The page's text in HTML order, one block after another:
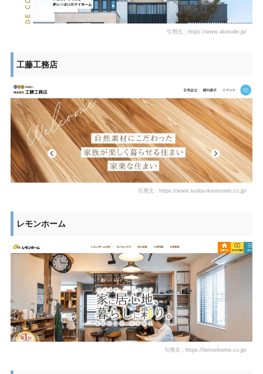
引用元：https://www.akorude.jp/
工藤工務店
引用元：https://www.kudou-koumuten.co.jp/
レモンホーム
引用元：https://lemonhome.co.jp/